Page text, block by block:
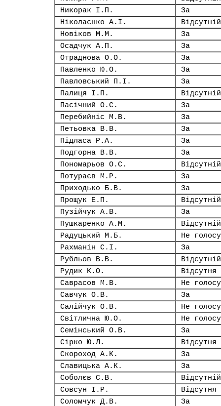
Никорак І.П.
За
Ніколаєнко А.І.
Відсутній
Новіков М.М.
За
Осадчук А.П.
За
Отраднова О.О.
За
Павленко Ю.О.
За
Павловський П.І.
За
Палиця І.П.
Відсутній
Пасічний О.С.
За
Перебийніс М.В.
За
Петьовка В.В.
За
Підласа Р.А.
За
Подгорна В.В.
За
Пономарьов О.С.
Відсутній
Потураєв М.Р.
За
Приходько Б.В.
За
Прощук Е.П.
Відсутній
Пузійчук А.В.
За
Пушкаренко А.М.
Відсутній
Радуцький М.Б.
Не
Рахманін С.І.
За
Рубльов В.В.
Відсутній
Рудик К.О.
Відсутня
Саврасов М.В.
Не
Савчук О.В.
За
Салійчук О.В.
Не
Світлична Ю.О.
Не
Семінський О.В.
За
Сірко Ю.Л.
Відсутня
Скороход А.К.
За
Славицька А.К.
За
Соболєв С.В.
Відсутній
Совсун І.Р.
Відсутня
Соломчук Д.В.
За